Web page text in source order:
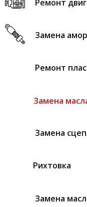
Ремонт
Замена
Ремонт
Замена
Замена
Рихтовка
Замена